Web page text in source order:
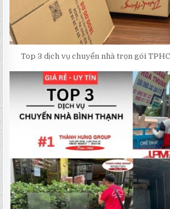
Top 3 dịch vụ chuyển nhà trọn gói